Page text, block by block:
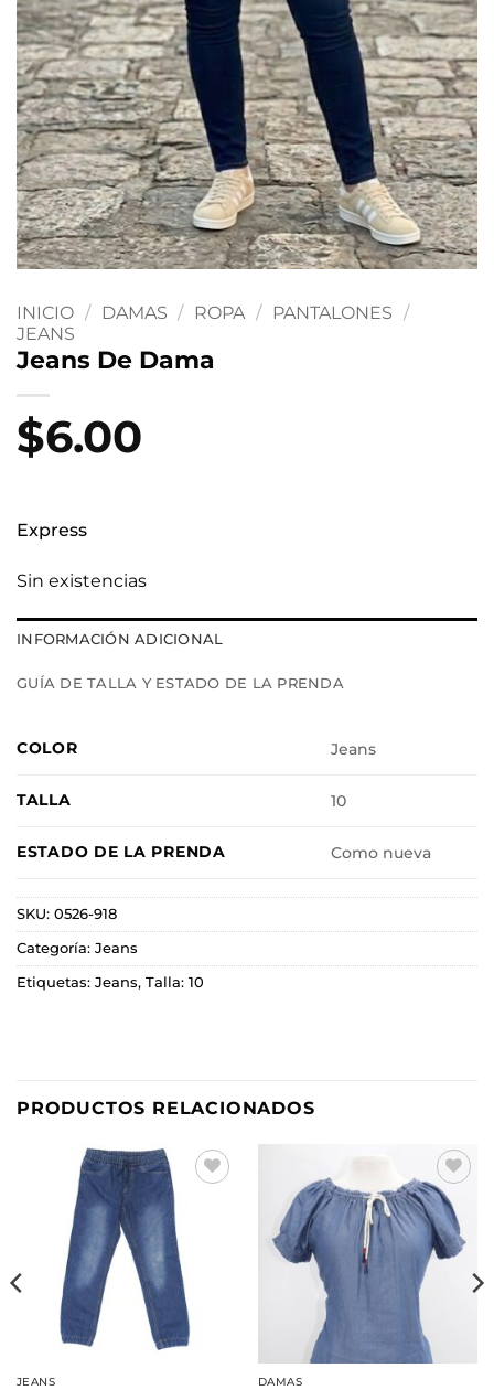
INICIO / DAMAS / ROPA / PANTALONES /
JEANS
Jeans De Dama
$6.00
Express
Sin existencias
INFORMACIÓN ADICIONAL
GUÍA DE TALLA Y ESTADO DE LA PRENDA
COLOR Jeans
TALLA 10
ESTADO DE LA PRENDA Como nueva
SKU: 0526-918
Categoría: Jeans
Etiquetas: Jeans, Talla: 10
PRODUCTOS RELACIONADOS
JEANS
Añadir
a la
lista de
deseos
DAMAS